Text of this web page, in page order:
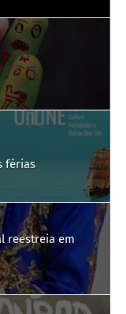
férias
reestreia em